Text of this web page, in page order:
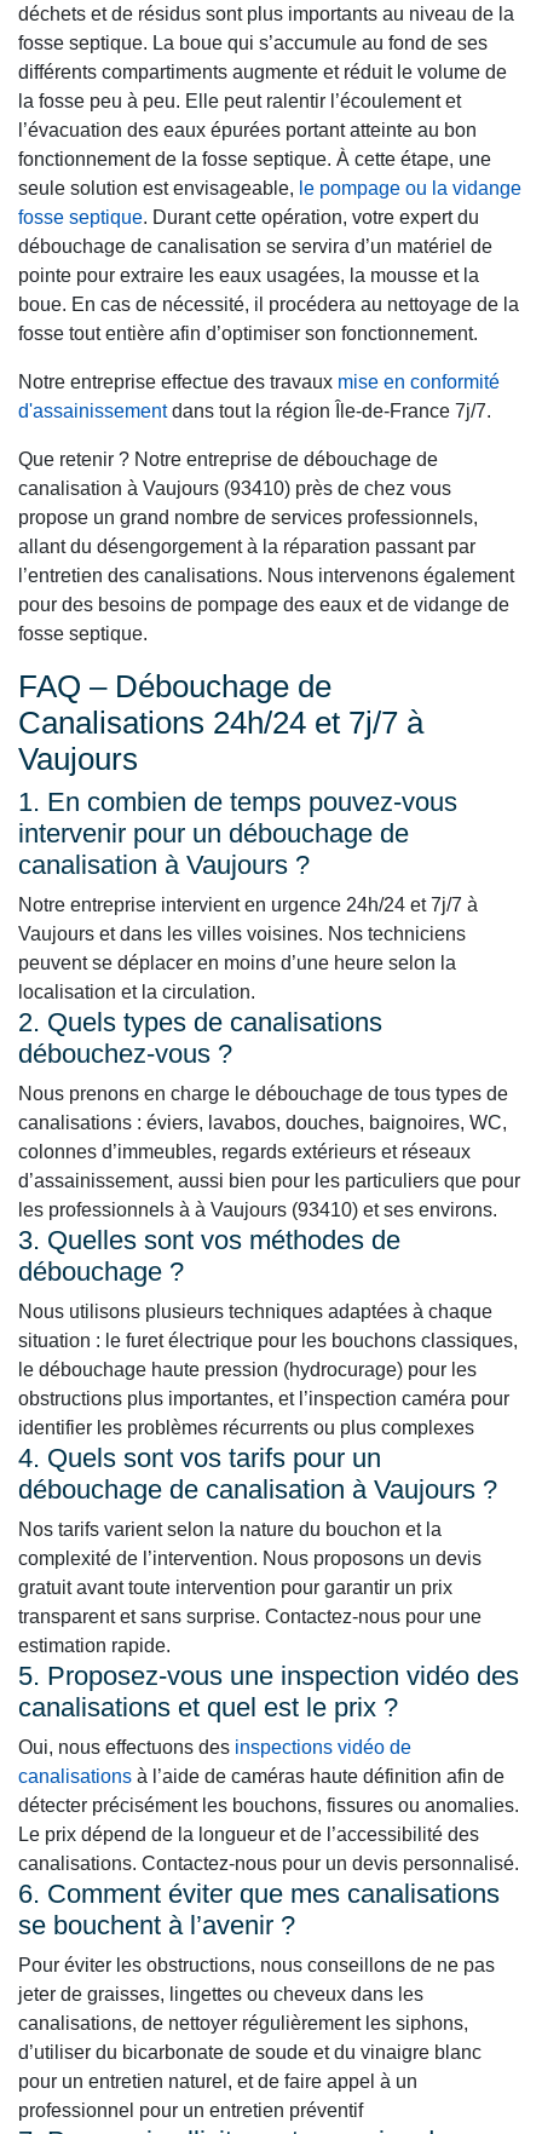
déchets et de résidus sont plus importants au niveau de la
fosse septique. La boue qui s’accumule au fond de ses
différents compartiments augmente et réduit le volume de
la fosse peu à peu. Elle peut ralentir l’écoulement et
l’évacuation des eaux épurées portant atteinte au bon
fonctionnement de la fosse septique. À cette étape, une
seule solution est envisageable, le pompage ou la vidange
fosse septique. Durant cette opération, votre expert du
débouchage de canalisation se servira d’un matériel de
pointe pour extraire les eaux usagées, la mousse et la
boue. En cas de nécessité, il procédera au nettoyage de la
fosse tout entière afin d’optimiser son fonctionnement.
Notre entreprise effectue des travaux mise en conformité
d'assainissementdans tout la région Île-de-France 7j/7.
Que retenir ? Notre entreprise de débouchage de
canalisation à Vaujours (93410) près de chez vous
propose un grand nombre de services professionnels,
allant du désengorgement à la réparation passant par
l’entretien des canalisations. Nous intervenons également
pour des besoins de pompage des eaux et de vidange de
fosse septique.
FAQ – Débouchage de
Canalisations 24h/24 et 7j/7 à
Vaujours
1. En combien de temps pouvez-vous
intervenir pour un débouchage de
canalisation à Vaujours ?
Notre entreprise intervient en urgence 24h/24 et 7j/7 à
Vaujours et dans les villes voisines. Nos techniciens
peuvent se déplacer en moins d’une heure selon la
localisation et la circulation.
2. Quels types de canalisations
débouchez-vous ?
Nous prenons en charge le débouchage de tous types de
canalisations : éviers, lavabos, douches, baignoires, WC,
colonnes d’immeubles, regards extérieurs et réseaux
d’assainissement, aussi bien pour les particuliers que pour
les professionnels à à Vaujours (93410) et ses environs.
3. Quelles sont vos méthodes de
débouchage ?
Nous utilisons plusieurs techniques adaptées à chaque
situation : le furet électrique pour les bouchons classiques,
le débouchage haute pression (hydrocurage) pour les
obstructions plus importantes, et l’inspection caméra pour
identifier les problèmes récurrents ou plus complexes
4. Quels sont vos tarifs pour un
débouchage de canalisation à Vaujours ?
Nos tarifs varient selon la nature du bouchon et la
complexité de l’intervention. Nous proposons un devis
gratuit avant toute intervention pour garantir un prix
transparent et sans surprise. Contactez-nous pour une
estimation rapide.
5. Proposez-vous une inspection vidéo des
canalisations et quel est le prix ?
Oui, nous effectuons des inspections vidéo de
canalisations à l’aide de caméras haute définition afin de
détecter précisément les bouchons, fissures ou anomalies.
Le prix dépend de la longueur et de l’accessibilité des
canalisations. Contactez-nous pour un devis personnalisé.
6. Comment éviter que mes canalisations
se bouchent à l’avenir ?
Pour éviter les obstructions, nous conseillons de ne pas
jeter de graisses, lingettes ou cheveux dans les
canalisations, de nettoyer régulièrement les siphons,
d’utiliser du bicarbonate de soude et du vinaigre blanc
pour un entretien naturel, et de faire appel à un
professionnel pour un entretien préventif